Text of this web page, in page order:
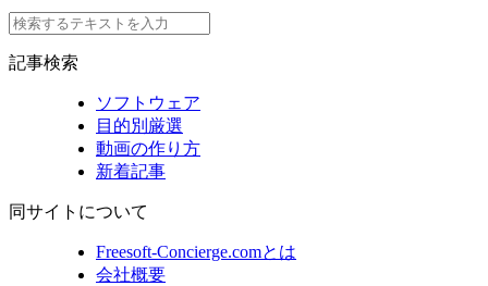
記事検索
ソフトウェア
目的別厳選
動画の作り方
新着記事
同サイトについて
Freesoft-Concierge.comとは
会社概要